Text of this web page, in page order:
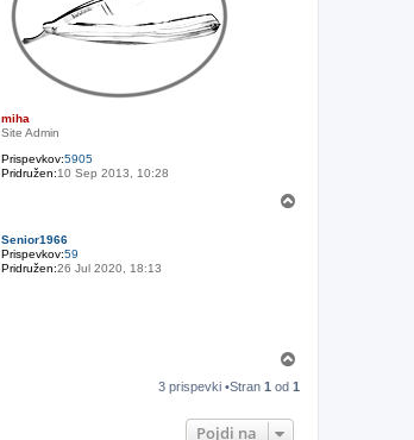
miha
Site Admin
Prispevkov:5905
Pridružen:10 Sep 2013, 10:28
Senior1966
Prispevkov:59
Pridružen:26 Jul 2020, 18:13
v
3 prispevki •Stran 1 od 1
Pojdi na